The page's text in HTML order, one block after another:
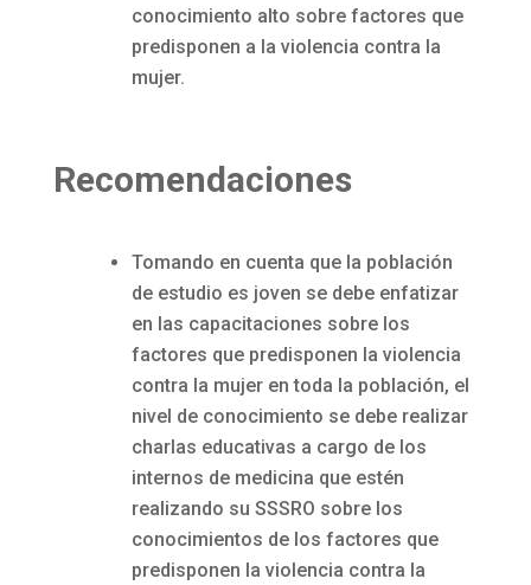
conocimiento alto sobre factores que
predisponen a la violencia contra la
mujer.
Recomendaciones
Tomando en cuenta que la población
de estudio es joven se debe enfatizar
en las capacitaciones sobre los
factores que predisponen la violencia
contra la mujer en toda la población, el
nivel de conocimiento se debe realizar
charlas educativas a cargo de los
internos de medicina que estén
realizando su SSSRO sobre los
conocimientos de los factores que
predisponen la violencia contra la